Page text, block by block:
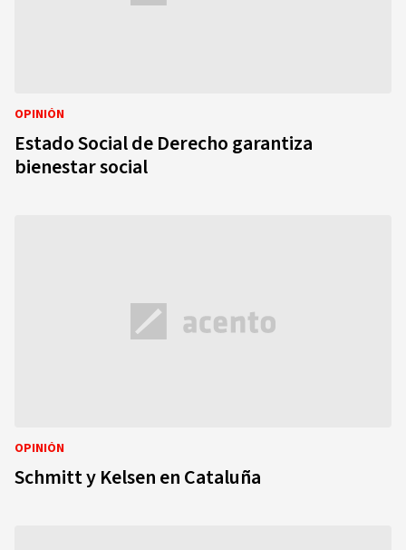
OPINIÓN
Estado Social de Derecho garantiza
bienestar social
OPINIÓN
Schmitt y Kelsen en Cataluña